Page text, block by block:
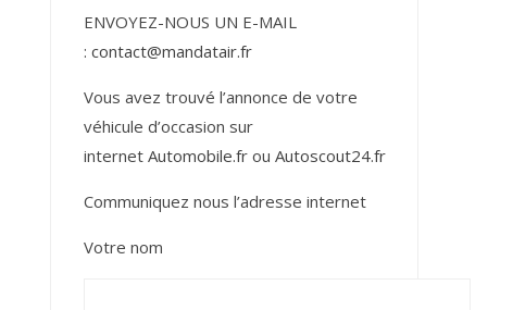
ENVOYEZ-NOUS UN E-MAIL
: contact@mandatair.fr
Vous avez trouvé l’annonce de votre
véhicule d’occasion sur
internet Automobile.frou Autoscout24.fr
Communiquez nous l’adresse internet
Votre nom